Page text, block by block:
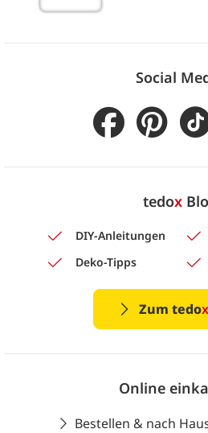
Social
tedox
DIY-Anleitungen
Deko-Tipps
Zum tedox
Online
Bestellen & nach